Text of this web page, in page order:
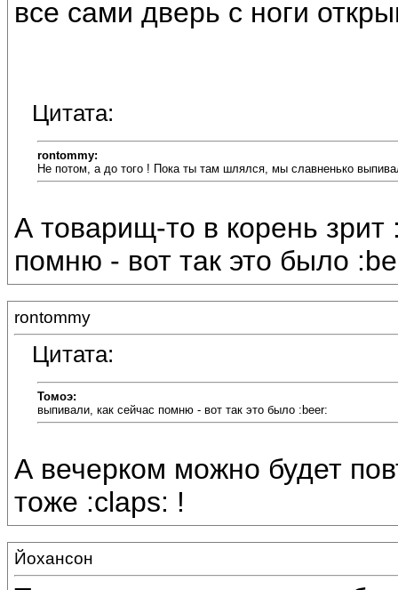
все сами дверь с ноги
Цитата:
rontommy:
Не потом, а до того ! Пока ты там шлялся, мы славненько
А товарищ-то в корень
помню - вот так это было
rontommy
Цитата:
Томоэ:
выпивали, как сейчас помню - вот так это было :beer:
А вечерком можно будет
тоже :claps: !
Йохансон